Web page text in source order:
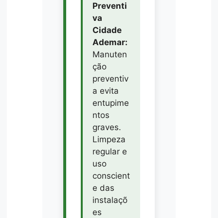
Preventi
va
Cidade
Ademar:
Manuten
ção
preventiv
a evita
entupime
ntos
graves.
Limpeza
regular e
uso
conscient
e das
instalaçõ
es